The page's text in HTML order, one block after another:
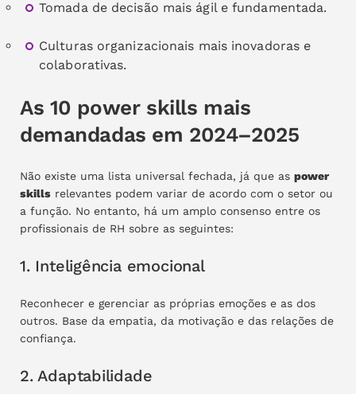
Tomada de decisão mais ágil e fundamentada.
Culturas organizacionais mais inovadoras e
colaborativas.
As 10 power skills mais
demandadas em 2024–2025
Não existe uma lista universal fechada, já que as power
skills relevantes podem variar de acordo com o setor ou
a função. No entanto, há um amplo consenso entre os
profissionais de RH sobre as seguintes:
1. Inteligência emocional
Reconhecer e gerenciar as próprias emoções e as dos
outros. Base da empatia, da motivação e das relações de
confiança.
2. Adaptabilidade